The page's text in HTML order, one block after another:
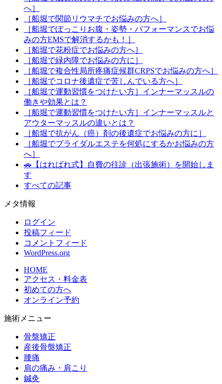
へ］
［船堀で関節リウマチでお悩みの方へ］
［船堀でぽっこりお腹・姿勢・パフォーマンスでお悩
みの方EMSで解消するかも！］
［船堀で花粉症でお悩みの方へ］
［船堀で緑内障でお悩みの方に］
［船堀で複合性局所疼痛症候群CRPSでお悩みの方へ］
［船堀でコロナ後遺症で苦しんでいる方へ］
［船堀で運動習慣をつけたい方］インナーマッスルの
働きや効果とは？
［船堀で運動習慣をつけたい方］インナーマッスルと
アウターマッスルの違いとは？
［船堀で抗がん（癌）剤の後遺症でお悩みの方に］
［船堀でブライダルエステを何処にするかお悩みの方
へ］
🚗【はればれ式】自費の往診（出張施術）を開始しま
す
すべての記事
メタ情報
ログイン
投稿フィード
コメントフィード
WordPress.org
HOME
アクセス・料金表
初めての方へ
オンライン予約
施術メニュー
骨盤矯正
産後骨盤矯正
腰痛
肩の痛み・肩こり
鍼灸